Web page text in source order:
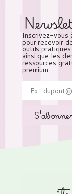
Inscrivez-vous
pour recevoir
outils
ainsi que les
ressources
premium.